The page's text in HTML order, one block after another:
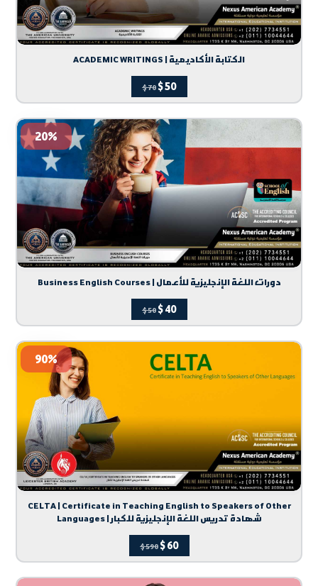
ACADEMIC WRITINGS | الكتابة الأكاديمية
$70$50
Business English Courses | دورات اللغة الإنجليزية للأعمال
$50$40
20%
CELTA | Certificate in Teaching English to Speakers of Other
Languages | شهادة تدريس اللغة الإنجليزية للكبار
$590$60
90%